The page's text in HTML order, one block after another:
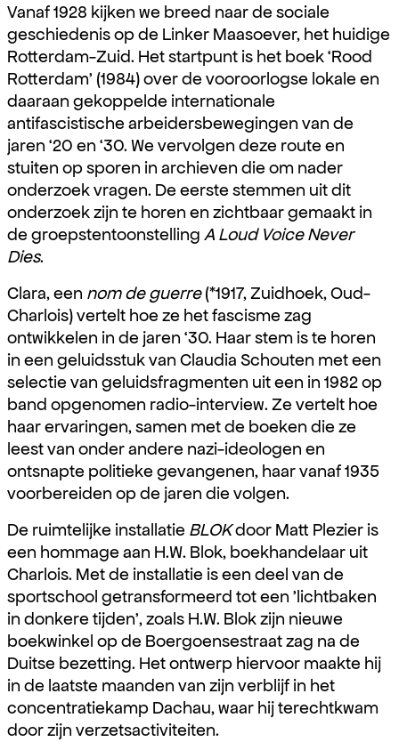
Vanaf 1928 kijken we breed naar de sociale
geschiedenis op de Linker Maasoever, het huidige
Rotterdam-Zuid. Het startpunt is het boek ‘Rood
Rotterdam’ (1984) over de vooroorlogse lokale en
daaraan gekoppelde internationale
antifascistische arbeidersbewegingen van de
jaren ‘20 en ‘30. We vervolgen deze route en
stuiten op sporen in archieven die om nader
onderzoek vragen. De eerste stemmen uit dit
onderzoek zijn te horen en zichtbaar gemaakt in
de groepstentoonstelling A Loud Voice Never
Dies.
Clara, een nom de guerre(*1917, Zuidhoek, Oud-
Charlois) vertelt hoe ze het fascisme zag
ontwikkelen in de jaren ‘30. Haar stem is te horen
in een geluidsstuk van Claudia Schouten met een
selectie van geluidsfragmenten uit een in 1982 op
band opgenomen radio-interview. Ze vertelt hoe
haar ervaringen, samen met de boeken die ze
leest van onder andere nazi-ideologen en
ontsnapte politieke gevangenen, haar vanaf 1935
voorbereiden op de jaren die volgen.
De ruimtelijke installatie BLOKdoor Matt Plezier is
een hommage aan H.W. Blok, boekhandelaar uit
Charlois. Met de installatie is een deel van de
sportschool getransformeerd tot een 'lichtbaken
in donkere tijden', zoals H.W. Blok zijn nieuwe
boekwinkel op de Boergoensestraat zag na de
Duitse bezetting. Het ontwerp hiervoor maakte hij
in de laatste maanden van zijn verblijf in het
concentratiekamp Dachau, waar hij terechtkwam
door zijn verzetsactiviteiten.